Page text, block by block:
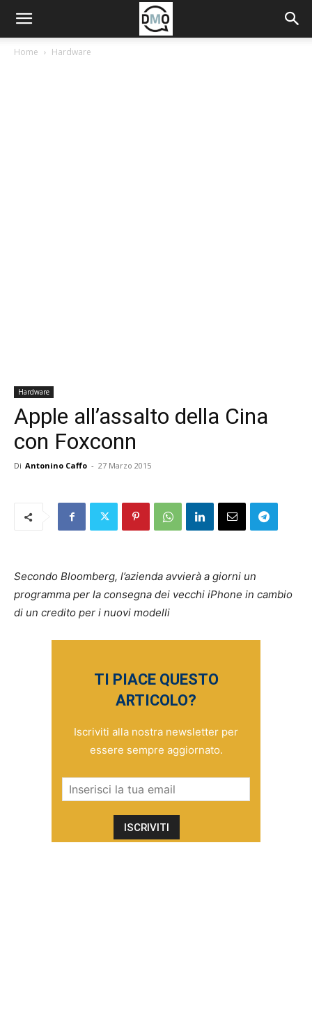
Home Hardware
Hardware
Apple all’assalto della Cina
con Foxconn
Di Antonino Caffo - 27 Marzo 2015
Secondo Bloomberg, l’azienda avvierà a giorni un
programma per la consegna dei vecchi iPhone in cambio
di un credito per i nuovi modelli
TI PIACE QUESTO
ARTICOLO?
Iscriviti alla nostra newsletter per
essere sempre aggiornato.